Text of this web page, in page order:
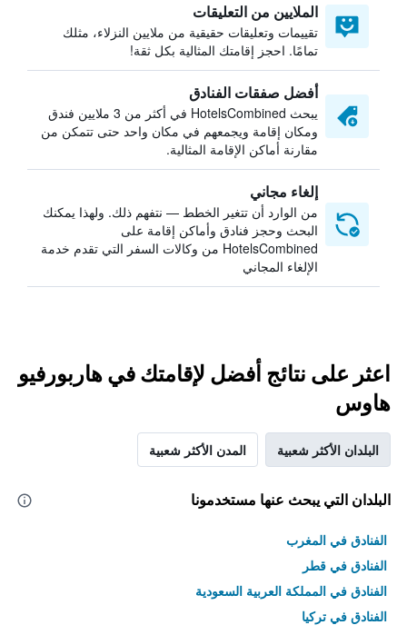
الملايين من التعليقات
تقييمات وتعليقات حقيقية من ملايين النزلاء، مثلك
تمامًا. احجز إقامتك المثالية بكل ثقة!
أفضل صفقات الفنادق
يبحث HotelsCombined في أكثر من 3 ملايين فندق
ومكان إقامة ويجمعهم في مكان واحد حتى تتمكن من
مقارنة أماكن الإقامة المثالية.
إلغاء مجاني
من الوارد أن تتغير الخطط — نتفهم ذلك. ولهذا يمكنك
البحث وحجز فنادق وأماكن إقامة على
HotelsCombined من وكالات السفر التي تقدم خدمة
الإلغاء المجاني
اعثر على نتائج أفضل لإقامتك في هاربورفيو
هاوس
البلدان الأكثر شعبية المدن الأكثر شعبية
البلدان التي يبحث عنها مستخدمونا
الفنادق في المغرب
الفنادق في قطر
الفنادق في المملكة العربية السعودية
الفنادق في تركيا